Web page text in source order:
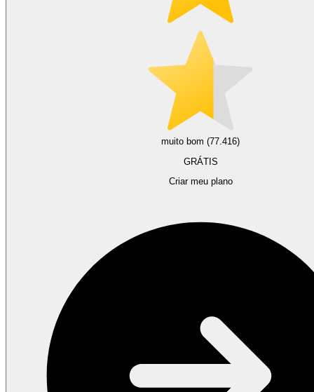
muito bom (77.416)
GRÁTIS
Criar meu plano